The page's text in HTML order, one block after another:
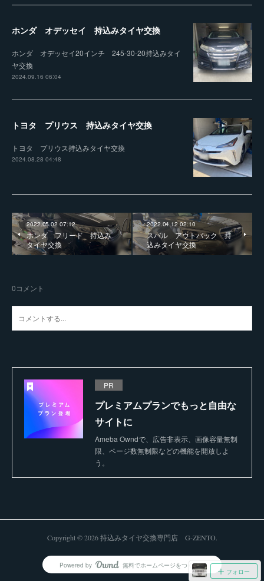
ホンダ オデッセイ 持込みタイヤ交換
ホンダ オデッセイ20インチ 245-30-20持込みタイ
ヤ交換
2024.09.16 06:04
トヨタ プリウス 持込みタイヤ交換
トヨタ プリウス持込みタイヤ交換
2024.08.28 04:48
2022.05.02 07:12
ホンダ フリード 持込み
タイヤ交換
2022.04.12 02:10
スバル アウトバック 持
込みタイヤ交換
0コメント
PR
プレミアムプランでもっと自由な
サイトに
Ameba Owndで、広告非表示、画像容量無制
限、ページ数無制限などの機能を開放しよ
う。
フォロー
Copyright ©2026 持込みタイヤ交換専門店 G-ZENTO.
Powered by AmebaOwnd
無料でホームページをつくろう